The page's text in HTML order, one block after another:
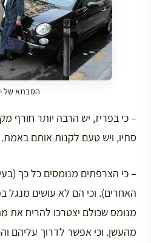
הסבתא של
– כי בפריז, יש הרבה יותר חורף
סתיו, ויש טעם לקנות אותם באמת.
– כי הצרפתים מנומסים כל כך
האחרים). וכי הם לא עושים מנגל
מנומס שכולם יצטרכו להריח את
מהעשן. וכי אפשר לדרוך עליהם